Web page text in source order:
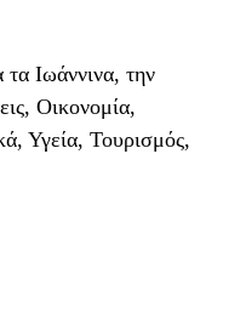
τα Ιωάννινα, την
Οικονομία,
Υγεία, Τουρισμός,